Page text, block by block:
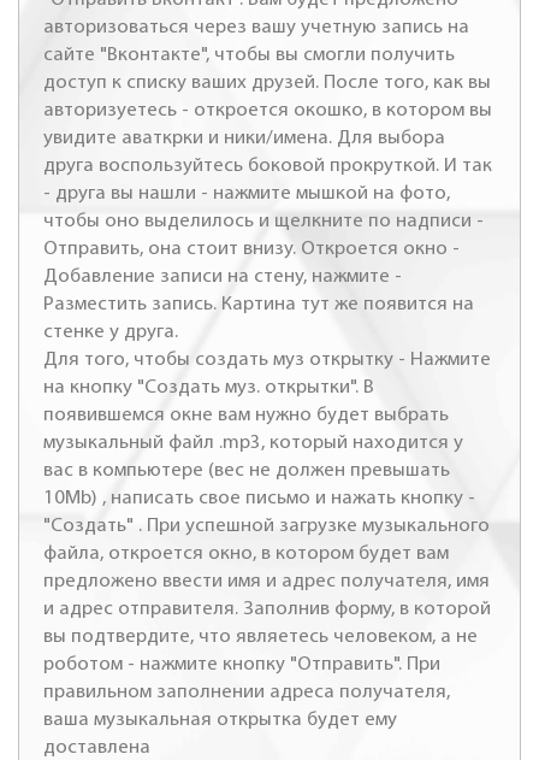
авторизоваться через вашу учетную запись на
сайте "Вконтакте", чтобы вы смогли получить
доступ к списку ваших друзей. После того, как вы
авторизуетесь - откроется окошко, в котором вы
увидите аваткрки и ники/имена. Для выбора
друга воспользуйтесь боковой прокруткой. И так
- друга вы нашли - нажмите мышкой на фото,
чтобы оно выделилось и щелкните по надписи -
Отправить, она стоит внизу. Откроется окно -
Добавление записи на стену, нажмите -
Разместить запись. Картина тут же появится на
стенке у друга.
Для того, чтобы создать муз открытку - Нажмите
на кнопку "Создать муз. открытки". В
появившемся окне вам нужно будет выбрать
музыкальный файл .mp3, который находится у
вас в компьютере (вес не должен превышать
10Mb) , написать свое письмо и нажать кнопку -
"Создать" . При успешной загрузке музыкального
файла, откроется окно, в котором будет вам
предложено ввести имя и адрес получателя, имя
и адрес отправителя. Заполнив форму, в которой
вы подтвердите, что являетесь человеком, а не
роботом - нажмите кнопку "Отправить". При
правильном заполнении адреса получателя,
ваша музыкальная открытка будет ему
доставлена